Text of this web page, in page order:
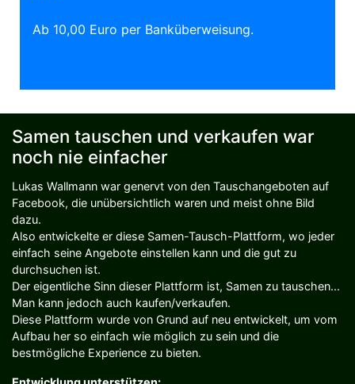
Ab 10,00 Euro per Banküberweisung.
Samen tauschen und verkaufen war
noch nie einfacher
Lukas Wallmann war genervt von den Tauschangeboten auf
Facebook, die unübersichtlich waren und meist ohne Bild
dazu.
Also entwickelte er diese Samen-Tausch-Plattform, wo jeder
einfach seine Angebote einstellen kann und die gut zu
durchsuchen ist.
Der eigentliche Sinn dieser Plattform ist, Samen zu tauschen...
Man kann jedoch auch kaufen/verkaufen.
Diese Plattform wurde von Grund auf neu entwickelt, um vom
Aufbau her so einfach wie möglich zu sein und die
bestmögliche Experience zu bieten.